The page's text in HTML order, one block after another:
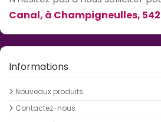
Canal, à Champigneulles,
Informations
Nouveaux produits
Contactez-nous